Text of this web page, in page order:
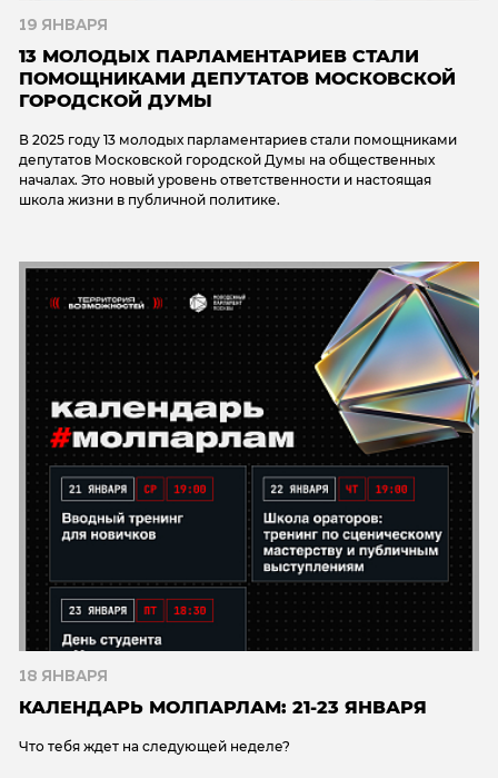
19 ЯНВАРЯ
13 МОЛОДЫХ ПАРЛАМЕНТАРИЕВ СТАЛИ
ПОМОЩНИКАМИ ДЕПУТАТОВ МОСКОВСКОЙ
ГОРОДСКОЙ ДУМЫ
В 2025 году 13 молодых парламентариев стали помощниками
депутатов Московской городской Думы на общественных
началах. Это новый уровень ответственности и настоящая
школа жизни в публичной политике.
18 ЯНВАРЯ
КАЛЕНДАРЬ МОЛПАРЛАМ: 21-23 ЯНВАРЯ
Что тебя ждет на следующей неделе?